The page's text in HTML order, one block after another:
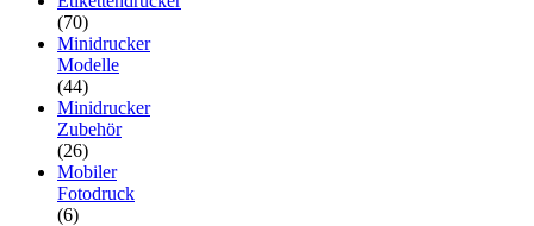
(70)
Minidrucker
Modelle
(44)
Minidrucker
Zubehör
(26)
Mobiler
Fotodruck
(6)